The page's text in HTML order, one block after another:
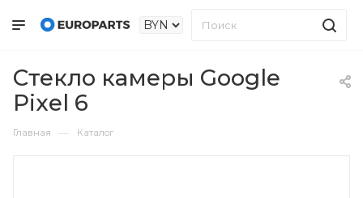
Стекло камеры Google
Pixel 6
Главная — Каталог